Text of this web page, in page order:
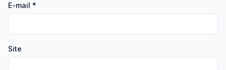
E-mail *
Site